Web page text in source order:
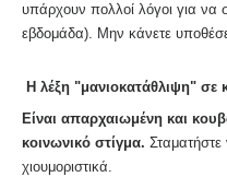
υπάρχουν πολλοί λόγοι για να
εβδομάδα). Μην κάνετε
Η λέξη "μανιοκατάθλιψη" σε
Είναι απαρχαιωμένη και
κοινωνικό στίγμα. Σταματήστε
χιουμοριστικά.